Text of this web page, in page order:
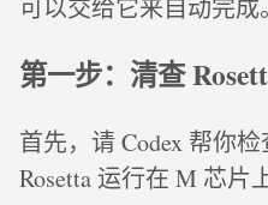
可以交给它来自动完成。
第一步：清查
首先，请 Codex 帮你
Rosetta 运行在 M 芯片